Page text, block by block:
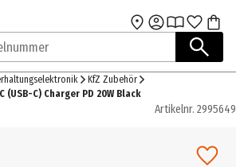
Zum Hauptinhalt
KfZ Zubehör
C) Charger PD 20W Black
Artikelnr. 2995649